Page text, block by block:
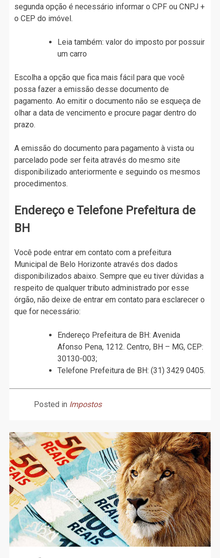
segunda opção é necessário informar o CPF ou CNPJ +
o CEP do imóvel.
Leia também: valor do imposto por possuir
um carro
Escolha a opção que fica mais fácil para que você
possa fazer a emissão desse documento de
pagamento. Ao emitir o documento não se esqueça de
olhar a data de vencimento e procure pagar dentro do
prazo.
A emissão do documento para pagamento à vista ou
parcelado pode ser feita através do mesmo site
disponibilizado anteriormente e seguindo os mesmos
procedimentos.
Endereço e Telefone Prefeitura de
BH
Você pode entrar em contato com a prefeitura
Municipal de Belo Horizonte através dos dados
disponibilizados abaixo. Sempre que eu tiver dúvidas a
respeito de qualquer tributo administrado por esse
órgão, não deixe de entrar em contato para esclarecer o
que for necessário:
Endereço Prefeitura de BH: Avenida
Afonso Pena, 1212. Centro, BH – MG, CEP:
30130-003;
Telefone Prefeitura de BH: (31) 3429 0405.
Posted in Impostos